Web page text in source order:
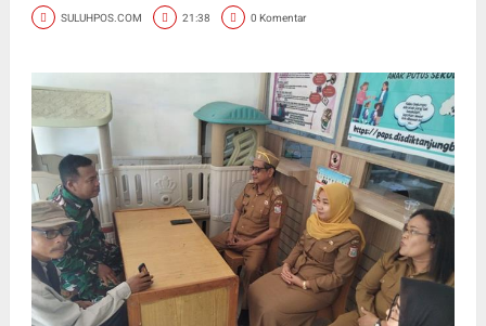
SULUHPOS.COM 21:38 0 Komentar